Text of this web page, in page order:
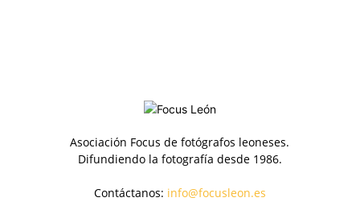
Asociación Focus de fotógrafos leoneses.
Difundiendo la fotografía desde 1986.
Contáctanos: info@focusleon.es